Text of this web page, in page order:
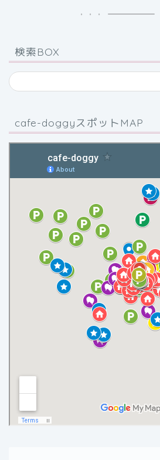
検索BOX
cafe-doggyスポットMAP